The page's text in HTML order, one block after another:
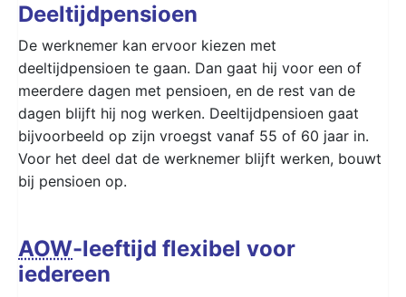
Deeltijdpensioen
De werknemer kan ervoor kiezen met
deeltijdpensioen te gaan. Dan gaat hij voor een of
meerdere dagen met pensioen, en de rest van de
dagen blijft hij nog werken. Deeltijdpensioen gaat
bijvoorbeeld op zijn vroegst vanaf 55 of 60 jaar in.
Voor het deel dat de werknemer blijft werken, bouwt
bij pensioen op.
AOW-leeftijd flexibel voor
iedereen